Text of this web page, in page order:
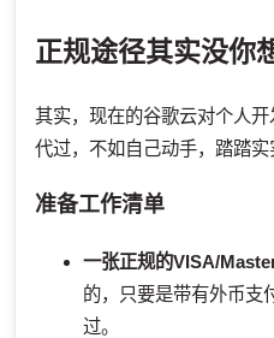
正规途径其实没你
其实，现在的谷歌云对个人
代过，不如自己动手，踏踏实
准备工作清单
一张正规的VISA/
的，只要是带有外币支
过。